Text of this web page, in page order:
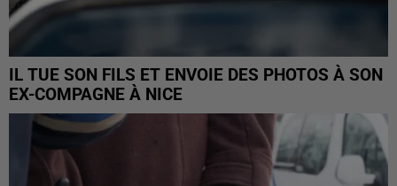
IL TUE SON FILS ET ENVOIE DES PHOTOS À SON
EX-COMPAGNE À NICE